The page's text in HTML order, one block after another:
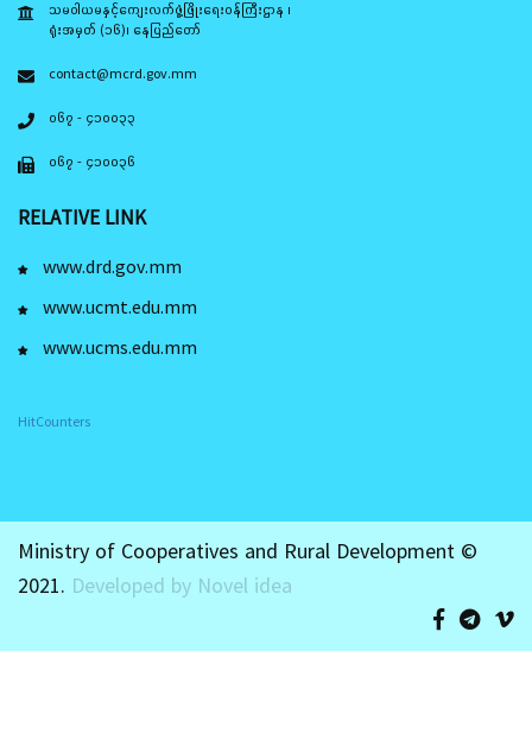
သမဝါယမနှင့်ကျေးလက်ဖွံ့ဖြိုးရေးဝန်ကြီးဌာန ၊
ရုံးအမှတ် (၁၆)၊ နေပြည်တော်
contact@mcrd.gov.mm
၀၆၇ - ၄၁၀၀၃၃
၀၆၇ - ၄၁၀၀၃၆
RELATIVE LINK
www.drd.gov.mm
www.ucmt.edu.mm
www.ucms.edu.mm
HitCounters
Ministry of Cooperatives and Rural Development ©
2021. Developed by Novel idea